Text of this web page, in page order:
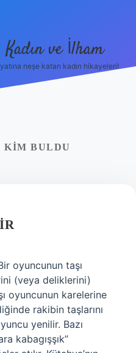
Kadın ve İlham
neşe katan kadın hikayeleri!
KIM BULDU
oyuncunun taşı
(veya deliklerini)
oyuncunun karelerine
rakibin taşlarını
yenilir. Bazı
kabagışşık”